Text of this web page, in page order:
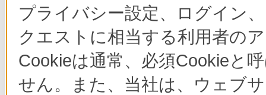
プライバシー設定、ログイン
クエストに相当する利用者の
Cookieは通常、必須Cookieと
せん。また、当社は、ウェブ